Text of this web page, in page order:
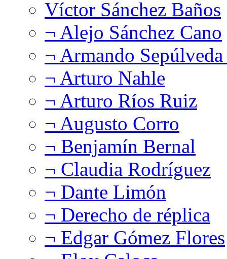
Víctor Sánchez Baños
¬ Alejo Sánchez Cano
¬ Armando
¬ Arturo Nahle
¬ Arturo Ríos Ruiz
¬ Augusto Corro
¬ Benjamín Bernal
¬ Claudia Rodríguez
¬ Dante Limón
¬ Derecho de réplica
¬ Edgar Gómez Flores